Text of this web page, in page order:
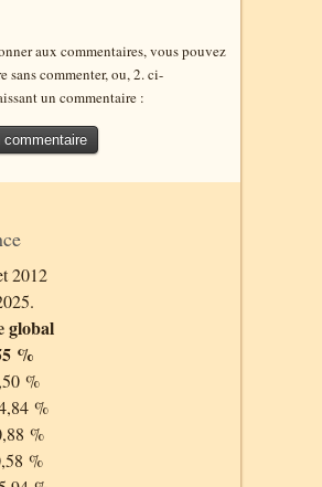
aux commentaires, vous pouvez
sans commenter, ou, 2. ci-
un commentaire :
2012
global
%
%
%
%
%